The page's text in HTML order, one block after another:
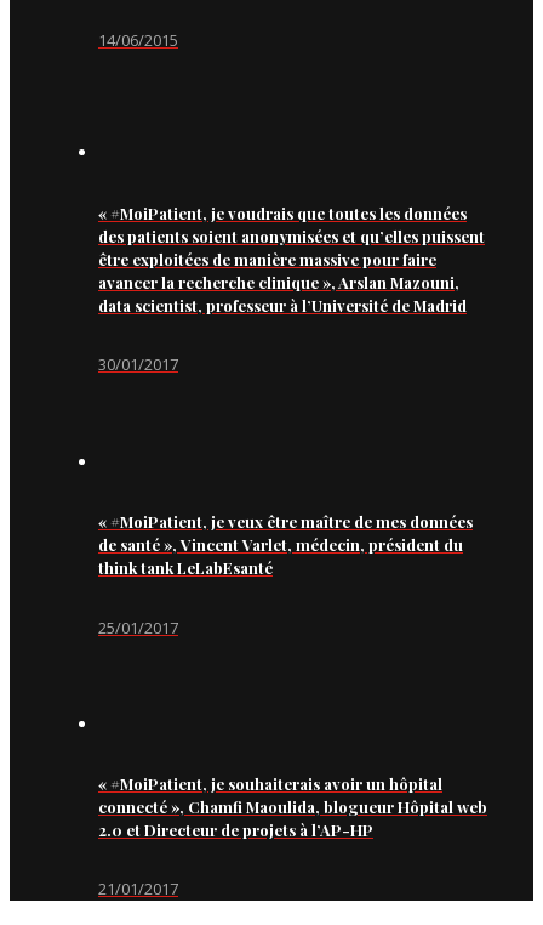
14/06/2015
« #MoiPatient, je voudrais que toutes les données
des patients soient anonymisées et qu’elles puissent
être exploitées de manière massive pour faire
avancer la recherche clinique », Arslan Mazouni,
data scientist, professeur à l’Université de Madrid
30/01/2017
« #MoiPatient, je veux être maître de mes données
de santé », Vincent Varlet, médecin, président du
think tank LeLabEsanté
25/01/2017
« #MoiPatient, je souhaiterais avoir un hôpital
connecté », Chamfi Maoulida, blogueur Hôpital web
2.0 et Directeur de projets à l’AP-HP
21/01/2017